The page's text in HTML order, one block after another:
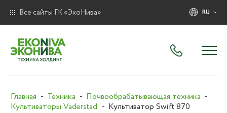
Все сайты ГК «ЭкоНива» RU
Главная Техника
Почвообрабатывающая техника
Культиваторы Vaderstad
Культиватор Swift 870